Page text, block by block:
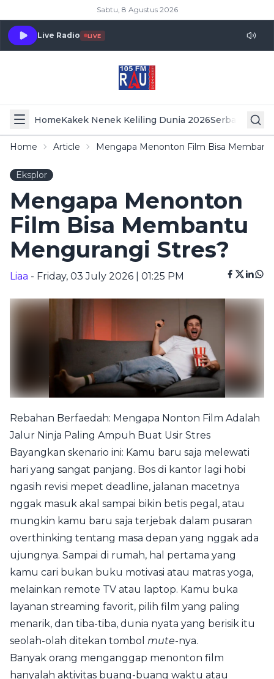
Sabtu, 8 Agustus 2026
Live Radio LIVE
HomeKakek Nenek Keliling Dunia 2026Serba Serbi
Home Article Mengapa Menonton Film Bisa
Eksplor
Mengapa Menonton
Film Bisa Membantu
Mengurangi Stres?
Liaa - Friday, 03 July 2026 | 01:25 PM
Rebahan Berfaedah: Mengapa Nonton Film Adalah
Jalur Ninja Paling Ampuh Buat Usir Stres
Bayangkan skenario ini: Kamu baru saja melewati
hari yang sangat panjang. Bos di kantor lagi hobi
ngasih revisi mepet deadline, jalanan macetnya
nggak masuk akal sampai bikin betis pegal, atau
mungkin kamu baru saja terjebak dalam pusaran
overthinking tentang masa depan yang nggak ada
ujungnya. Sampai di rumah, hal pertama yang
kamu cari bukan buku motivasi atau matras yoga,
melainkan remote TV atau laptop. Kamu buka
layanan streaming favorit, pilih film yang paling
menarik, dan tiba-tiba, dunia nyata yang berisik itu
seolah-olah ditekan tombol mute-nya.
Banyak orang menganggap menonton film
hanyalah aktivitas buang-buang waktu atau